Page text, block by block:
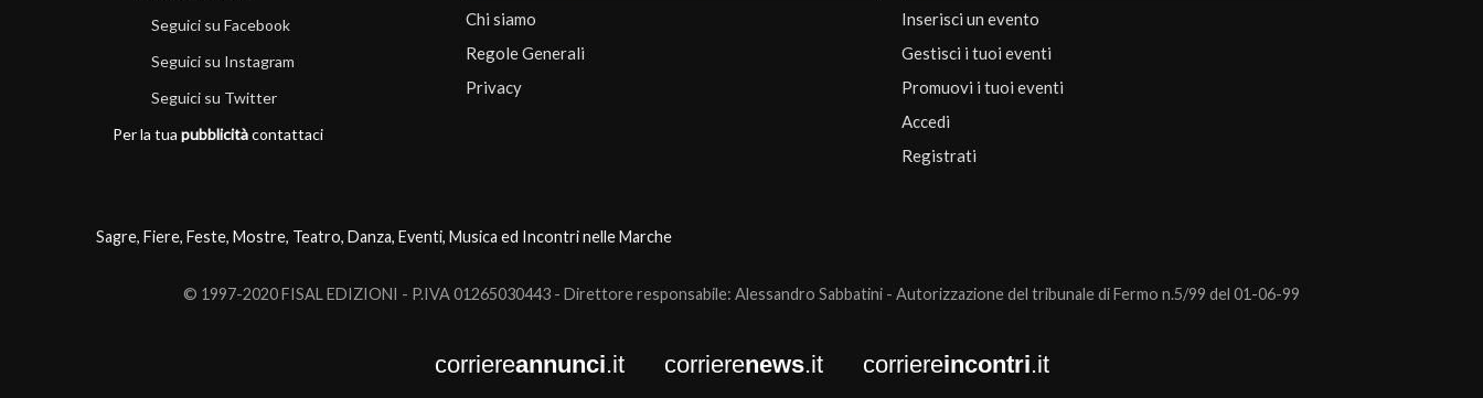
Seguici su Facebook
Seguici su Instagram
Seguici su Twitter
Per la tua pubblicitàcontattaci
Chi siamo
Regole Generali
Privacy
Inserisci un evento
Gestisci i tuoi eventi
Promuovi i tuoi eventi
Accedi
Registrati
Sagre, Fiere, Feste, Mostre, Teatro, Danza, Eventi, Musica ed Incontri nelle Marche
© 1997-2020 FISAL EDIZIONI - P.IVA 01265030443 - Direttore responsabile: Alessandro Sabbatini - Autorizzazione del tribunale di Fermo n.5/99 del 01-06-99
corriereannunci.it corrierenews.it corriereincontri.it